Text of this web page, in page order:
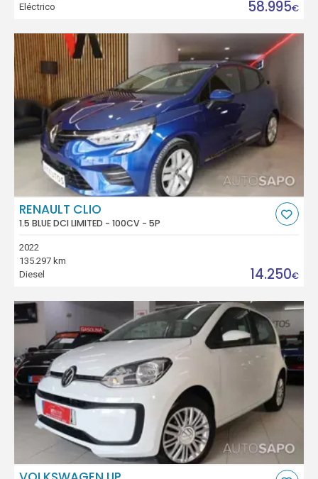
Eléctrico
58.995€
RENAULT CLIO
1.5 BLUE DCI LIMITED - 100CV - 5P
2022
135.297 km
Diesel
14.250€